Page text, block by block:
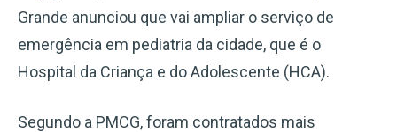
Grande anunciou que vai ampliar o serviço de
emergência em pediatria da cidade, que é o
Hospital da Criança e do Adolescente (HCA).
Segundo a PMCG, foram contratados mais